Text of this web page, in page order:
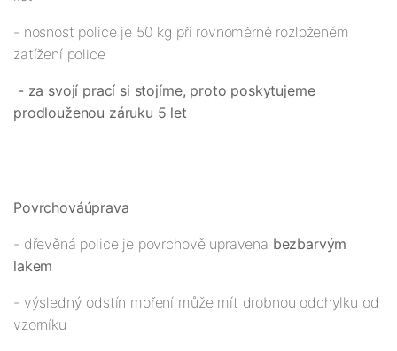
- nosnost police je 50 kg při rovnoměrně rozloženém
zatížení police
- za svojí prací si stojíme, proto poskytujeme
prodlouženou záruku 5 let
Povrchováúprava
- dřevěná police je povrchově upravena bezbarvým
lakem
- výsledný odstín moření může mít drobnou odchylku od
vzorníku